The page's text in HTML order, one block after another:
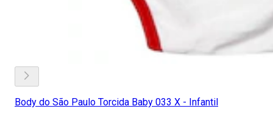
Body do São Paulo Torcida Baby 033 X - Infantil